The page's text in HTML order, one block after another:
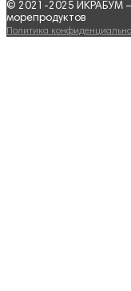
© 2021-2025 ИКРАБУМ
морепродуктов
Политика